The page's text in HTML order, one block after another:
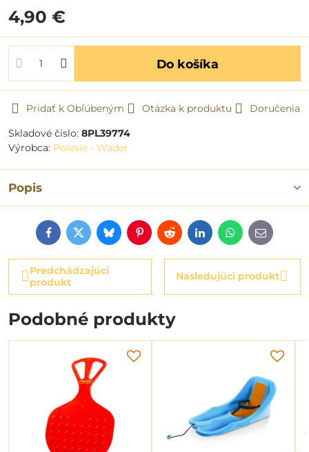
4,90 €
Do košíka
Pridať k Obľúbeným Otázka k produktu
Doručenia
Skladové číslo: 8PL39774
Výrobca: Polesie - Wader
Popis
FacebookTwitterBlueskyPinterestRedditLinkedInWhatsApp
E-
mail
Predchádzajúci
produkt
Nasledujúci produkt
Podobné produkty